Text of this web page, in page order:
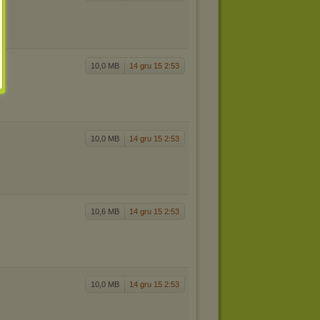
10,0 MB 14 gru 15 2:53
10,0 MB 14 gru 15 2:53
10,6 MB 14 gru 15 2:53
10,0 MB 14 gru 15 2:53